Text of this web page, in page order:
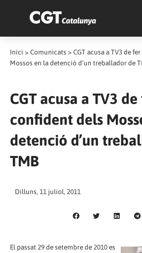
Inici > Comunicats > CGT acusa a TV3 de
Mossos en la detenció d’un treballador de
CGT acusa a TV3
confident dels
detenció d’un
TMB
Dilluns, 11 juliol, 2011
El passat 29 de setembre de 2010 es